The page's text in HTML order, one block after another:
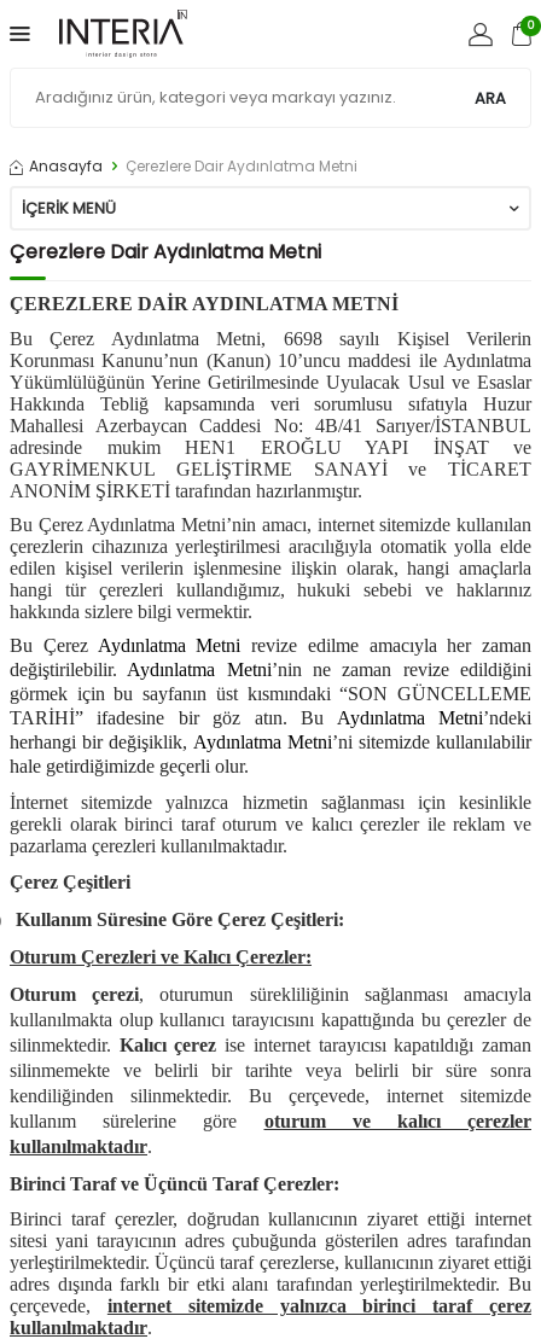
ARA
0
Anasayfa Çerezlere Dair Aydınlatma Metni
İÇERIK MENÜ
Çerezlere Dair Aydınlatma Metni
ÇEREZLERE DAİR AYDINLATMA METNİ
Bu Çerez Aydınlatma Metni, 6698 sayılı Kişisel Verilerin
Korunması Kanunu’nun (Kanun) 10’uncu maddesi ile Aydınlatma
Yükümlülüğünün Yerine Getirilmesinde Uyulacak Usul ve Esaslar
Hakkında Tebliğ kapsamında veri sorumlusu sıfatıyla Huzur
Mahallesi Azerbaycan Caddesi No: 4B/41 Sarıyer/İSTANBUL
adresinde mukim HEN1 EROĞLU YAPI İNŞAT ve
GAYRİMENKUL GELİŞTİRME SANAYİ ve TİCARET
ANONİM ŞİRKETİ tarafından hazırlanmıştır.
Bu Çerez Aydınlatma Metni’nin amacı, internet sitemizde kullanılan
çerezlerin cihazınıza yerleştirilmesi aracılığıyla otomatik yolla elde
edilen kişisel verilerin işlenmesine ilişkin olarak, hangi amaçlarla
hangi tür çerezleri kullandığımız, hukuki sebebi ve haklarınız
hakkında sizlere bilgi vermektir.
Bu Çerez Aydınlatma Metni revize edilme amacıyla her zaman
değiştirilebilir. Aydınlatma Metni’nin ne zaman revize edildiğini
görmek için bu sayfanın üst kısmındaki “SON GÜNCELLEME
TARİHİ” ifadesine bir göz atın. Bu Aydınlatma Metni’ndeki
herhangi bir değişiklik, Aydınlatma Metni’ni sitemizde kullanılabilir
hale getirdiğimizde geçerli olur.
İnternet sitemizde yalnızca hizmetin sağlanması için kesinlikle
gerekli olarak birinci taraf oturum ve kalıcı çerezler ile reklam ve
pazarlama çerezleri kullanılmaktadır.
Çerez Çeşitleri
Kullanım Süresine Göre Çerez Çeşitleri:
Oturum Çerezleri ve Kalıcı Çerezler:
Oturum çerezi, oturumun sürekliliğinin sağlanması amacıyla
kullanılmakta olup kullanıcı tarayıcısını kapattığında bu çerezler de
silinmektedir. Kalıcı çerez ise internet tarayıcısı kapatıldığı zaman
silinmemekte ve belirli bir tarihte veya belirli bir süre sonra
kendiliğinden silinmektedir. Bu çerçevede, internet sitemizde
kullanım sürelerine göre oturum ve kalıcı çerezler
kullanılmaktadır.
Birinci Taraf ve Üçüncü Taraf Çerezler:
Birinci taraf çerezler, doğrudan kullanıcının ziyaret ettiği internet
sitesi yani tarayıcının adres çubuğunda gösterilen adres tarafından
yerleştirilmektedir. Üçüncü taraf çerezlerse, kullanıcının ziyaret ettiği
adres dışında farklı bir etki alanı tarafından yerleştirilmektedir. Bu
çerçevede, internet sitemizde yalnızca birinci taraf çerez
kullanılmaktadır.